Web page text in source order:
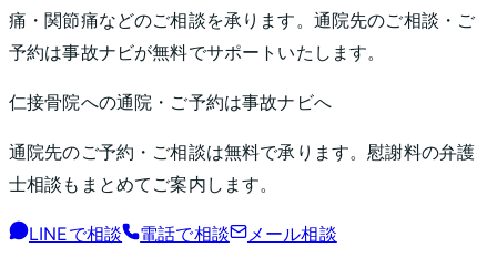
痛・関節痛などのご相談を承ります。通院先のご相談・ご
予約は事故ナビが無料でサポートいたします。
仁接骨院への通院・ご予約は事故ナビへ
通院先のご予約・ご相談は無料で承ります。慰謝料の弁護
士相談もまとめてご案内します。
LINEで相談 電話で相談 メール相談